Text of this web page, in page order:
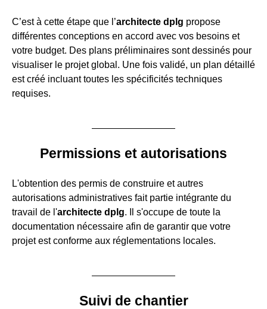
C’est à cette étape que l’architecte dplg propose
différentes conceptions en accord avec vos besoins et
votre budget. Des plans préliminaires sont dessinés pour
visualiser le projet global. Une fois validé, un plan détaillé
est créé incluant toutes les spécificités techniques
requises.
Permissions et autorisations
L'obtention des permis de construire et autres
autorisations administratives fait partie intégrante du
travail de l'architecte dplg. Il s'occupe de toute la
documentation nécessaire afin de garantir que votre
projet est conforme aux réglementations locales.
Suivi de chantier